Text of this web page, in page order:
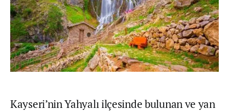
Kayseri’nin Yahyalı ilçesinde bulunan ve yan